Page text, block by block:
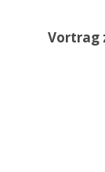
Vortrag